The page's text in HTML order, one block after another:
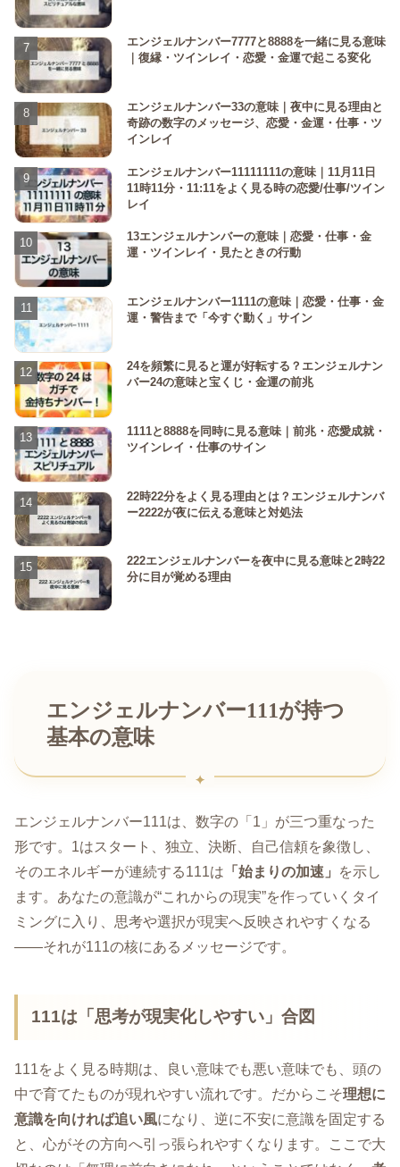
エンジェルナンバー7777と8888を一緒に見る意味
｜復縁・ツインレイ・恋愛・金運で起こる変化
エンジェルナンバー33の意味｜夜中に見る理由と
奇跡の数字のメッセージ、恋愛・金運・仕事・ツ
インレイ
エンジェルナンバー11111111の意味｜11月11日
11時11分・11:11をよく見る時の恋愛/仕事/ツイン
レイ
13エンジェルナンバーの意味｜恋愛・仕事・金
運・ツインレイ・見たときの行動
エンジェルナンバー1111の意味｜恋愛・仕事・金
運・警告まで「今すぐ動く」サイン
24を頻繁に見ると運が好転する？エンジェルナン
バー24の意味と宝くじ・金運の前兆
1111と8888を同時に見る意味｜前兆・恋愛成就・
ツインレイ・仕事のサイン
22時22分をよく見る理由とは？エンジェルナンバ
ー2222が夜に伝える意味と対処法
222エンジェルナンバーを夜中に見る意味と2時22
分に目が覚める理由
エンジェルナンバー111が持つ
基本の意味
エンジェルナンバー111は、数字の「1」が三つ重なった
形です。1はスタート、独立、決断、自己信頼を象徴し、
そのエネルギーが連続する111は 「始まりの加速」
を示し
ます。あなたの意識が“これからの現実”を作っていくタイ
ミングに入り、思考や選択が現実へ反映されやすくなる
――それが111の核にあるメッセージです。
111は「思考が現実化しやすい」合図
111をよく見る時期は、良い意味でも悪い意味でも、頭の
中で育てたものが現れやすい流れです。だからこそ理想に
意識を向ければ追い風になり、逆に不安に意識を固定する
と、心がその方向へ引っ張られやすくなります。ここで大